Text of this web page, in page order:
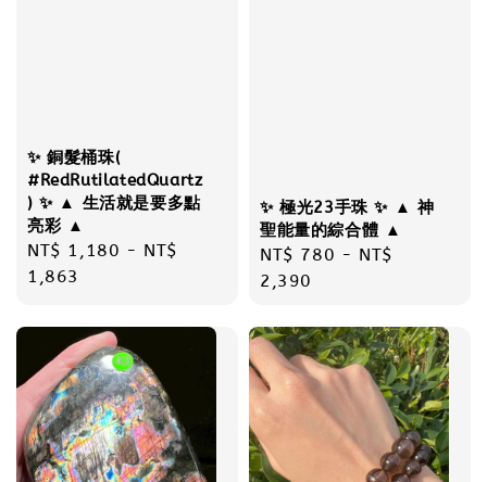
✨ 銅髮桶珠(
#RedRutilatedQuartz
) ✨ ▲ 生活就是要多點
亮彩 ▲
Regular
price
NT$ 1,180 - NT$
1,863
✨ 極光23手珠 ✨ ▲ 神
聖能量的綜合體 ▲
Regular
price
NT$ 780 - NT$
2,390